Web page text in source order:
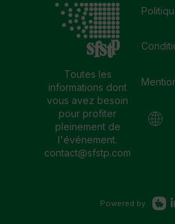
Toutes les
informations dont
vous avez besoin
pour profiter
pleinement de
l'événement.
contact@sfstp.com
Powered by